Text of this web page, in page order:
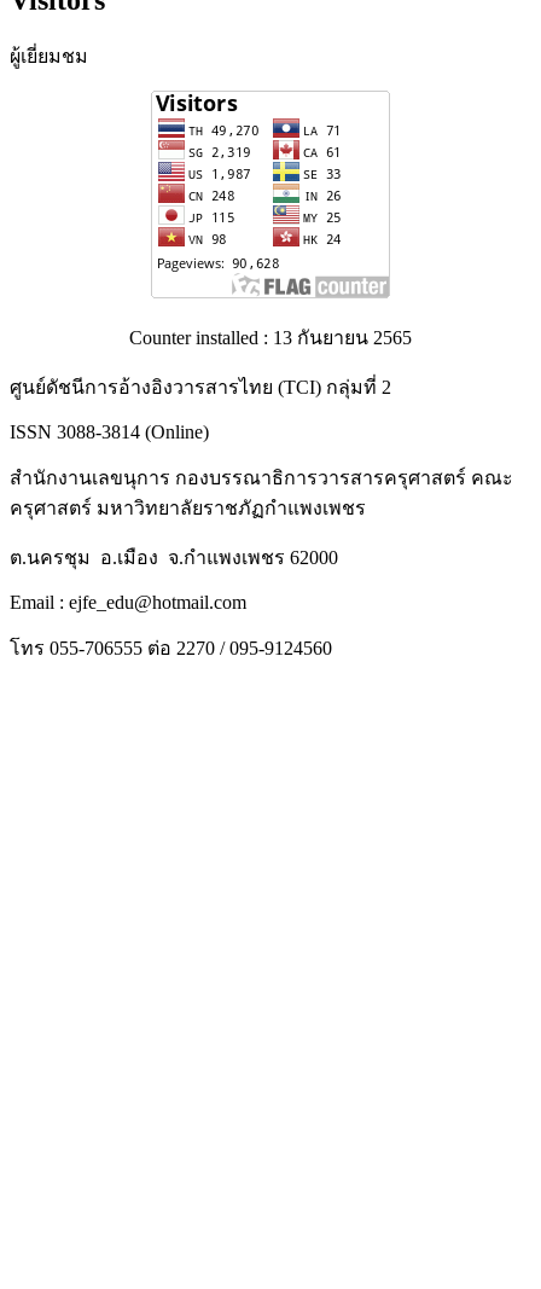
ผู้เยี่ยมชม
Counter installed : 13 กันยายน 2565
ศูนย์ดัชนีการอ้างอิงวารสารไทย (TCI) กลุ่มที่ 2
ISSN 3088-3814 (Online)
สำนักงานเลขนุการ กองบรรณาธิการวารสารครุศาสตร์ คณะ
ครุศาสตร์ มหาวิทยาลัยราชภัฏกำแพงเพชร
ต.นครชุม อ.เมือง จ.กำแพงเพชร 62000
Email : ejfe_edu@hotmail.com
โทร 055-706555 ต่อ 2270 / 095-9124560